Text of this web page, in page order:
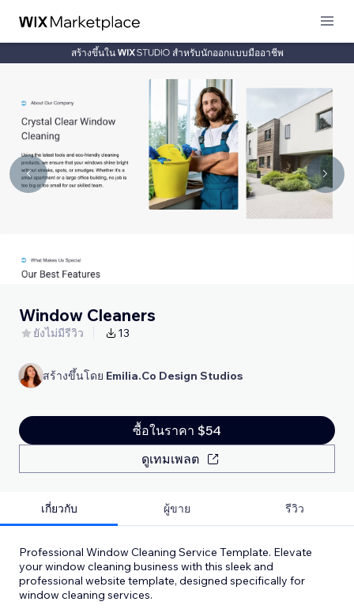
สร้างขึ้นใน สำหรับนักออกแบบมืออาชีพ
Window Cleaners
ยังไม่มีรีวิว 13
สร้างขึ้นโดย Emilia.Co Design Studios
ซื้อในราคา $54
ดูเทมเพลต
เกี่ยวกับ ผู้ขาย รีวิว
Professional Window Cleaning Service Template. Elevate
your window cleaning business with this sleek and
professional website template, designed specifically for
window cleaning services.